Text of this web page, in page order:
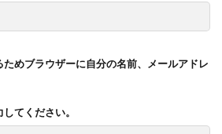
めブラウザーに自分の名前、メールアドレ
てください。